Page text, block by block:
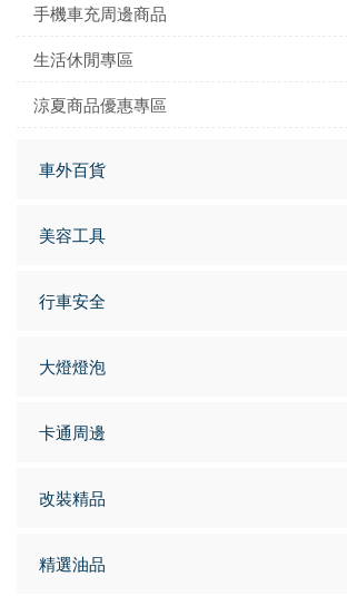
手機車充周邊商品
生活休閒專區
涼夏商品優惠專區
車外百貨
美容工具
行車安全
大燈燈泡
卡通周邊
改裝精品
精選油品